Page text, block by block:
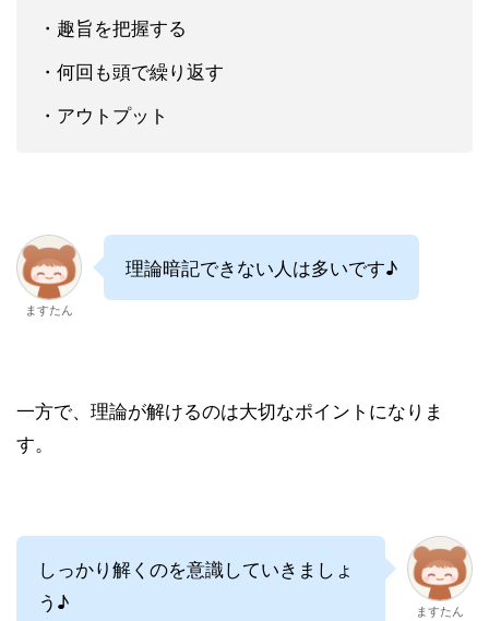
・趣旨を把握する
・何回も頭で繰り返す
・アウトプット
ますたん
理論暗記できない人は多いです♪
一方で、理論が解けるのは大切なポイントになりま
す。
しっかり解くのを意識していきましょ
う♪
ますたん